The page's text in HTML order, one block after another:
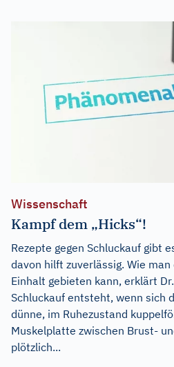
Wissenschaft
Kampf dem „Hicks“!
Rezepte gegen Schluckauf gibt
davon hilft zuverlässig. Wie
Einhalt gebieten kann, erklärt
Schluckauf entsteht, wenn sich
dünne, im Ruhezustand
Muskelplatte zwischen Brust-
plötzlich...